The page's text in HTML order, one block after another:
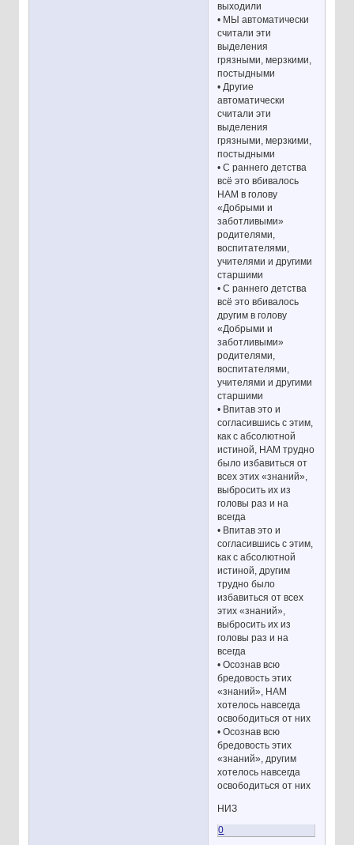
выходили
• МЫ автоматически
считали эти
выделения
грязными, мерзкими,
постыдными
• Другие
автоматически
считали эти
выделения
грязными, мерзкими,
постыдными
• С раннего детства
всё это вбивалось
НАМ в голову
«Добрыми и
заботливыми»
родителями,
воспитателями,
учителями и другими
старшими
• С раннего детства
всё это вбивалось
другим в голову
«Добрыми и
заботливыми»
родителями,
воспитателями,
учителями и другими
старшими
• Впитав это и
согласившись с этим,
как с абсолютной
истиной, НАМ трудно
было избавиться от
всех этих «знаний»,
выбросить их из
головы раз и на
всегда
• Впитав это и
согласившись с этим,
как с абсолютной
истиной, другим
трудно было
избавиться от всех
этих «знаний»,
выбросить их из
головы раз и на
всегда
• Осознав всю
бредовость этих
«знаний», НАМ
хотелось навсегда
освободиться от них
• Осознав всю
бредовость этих
«знаний», другим
хотелось навсегда
освободиться от них
НИЗ
0